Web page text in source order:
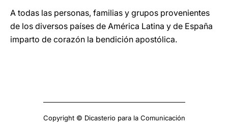
A todas las personas, familias y grupos provenientes
de los diversos países de América Latina y de España
imparto de corazón la bendición apostólica.
Copyright © Dicasterio para la Comunicación